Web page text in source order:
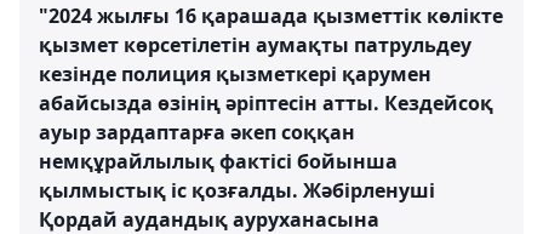
"2024 жылғы 16 қарашада қызметтік көлікте
қызмет көрсетілетін аумақты патрульдеу
кезінде полиция қызметкері қарумен
абайсызда өзінің әріптесін атты. Кездейсоқ
ауыр зардаптарға әкеп соққан
немқұрайлылық фактісі бойынша
қылмыстық іс қозғалды. Жәбірленуші
Қордай аудандық ауруханасына